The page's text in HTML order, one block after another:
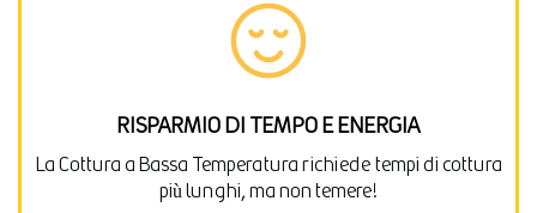
RISPARMIO DI TEMPO E ENERGIA
La Cottura a Bassa Temperatura richiede tempi di cottura
più lunghi, ma non temere!